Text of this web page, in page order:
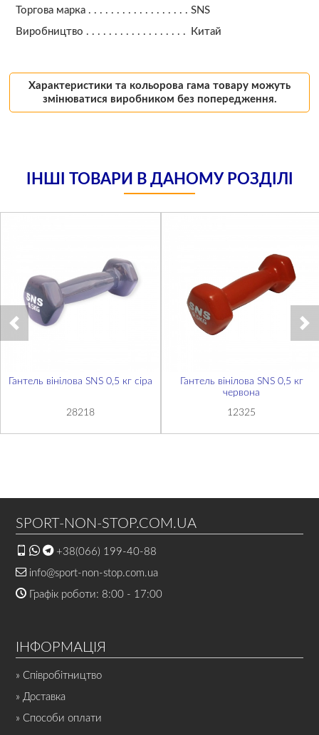
Торгова марка
SNS
Виробництво
Китай
Характеристики та кольорова гама товару можуть
змінюватися виробником без попередження.
ІНШІ ТОВАРИ В ДАНОМУ РОЗДІЛІ
Гантель вінілова SNS 0,5 кг сіра
28218
Гантель вінілова SNS 0,5 кг
червона
12325
SPORT-NON-STOP.COM.UA
+38(066) 199-40-88
info@sport-non-stop.com.ua
Графік роботи: 8:00 - 17:00
ІНФОРМАЦІЯ
» Співробітництво
» Доставка
» Способи оплати